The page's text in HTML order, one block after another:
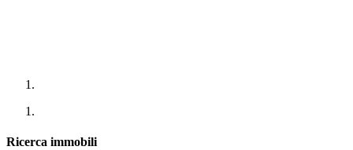
Ricerca immobili